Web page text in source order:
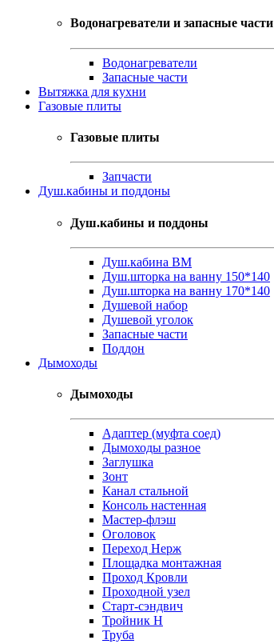
Водонагреватели и запасные части
Водонагреватели
Запасные части
Вытяжка для кухни
Газовые плиты
Газовые плиты
Запчасти
Душ.кабины и поддоны
Душ.кабины и поддоны
Душ.кабина ВМ
Душ.шторка на ванну 150*140
Душ.шторка на ванну 170*140
Душевой набор
Душевой уголок
Запасные части
Поддон
Дымоходы
Дымоходы
Адаптер (муфта соед)
Дымоходы разное
Заглушка
Зонт
Канал стальной
Консоль настенная
Мастер-флэш
Оголовок
Переход Нерж
Площадка монтажная
Проход Кровли
Проходной узел
Старт-сэндвич
Тройник Н
Труба